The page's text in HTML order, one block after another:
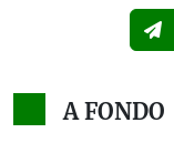
A FONDO